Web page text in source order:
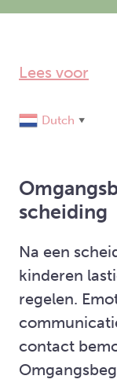
Lees voor
Dutch ▼
scheiding
Na een
kinderen
regelen.
contact